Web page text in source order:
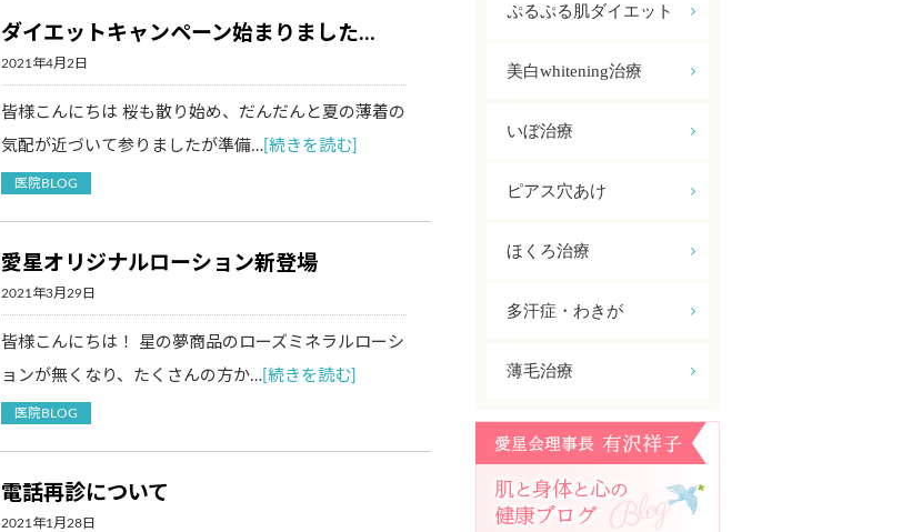
ダイエットキャンペーン始まりました…
2021年4月2日
皆様こんにちは 桜も散り始め、だんだんと夏の薄着の
気配が近づいて参りましたが準備…[続きを読む]
医院BLOG
愛星オリジナルローション新登場
2021年3月29日
皆様こんにちは！ 星の夢商品のローズミネラルローシ
ョンが無くなり、たくさんの方か…[続きを読む]
医院BLOG
電話再診について
2021年1月28日
ぷるぷる肌ダイエット
美白whitening治療
いぼ治療
ピアス穴あけ
ほくろ治療
多汗症・わきが
薄毛治療